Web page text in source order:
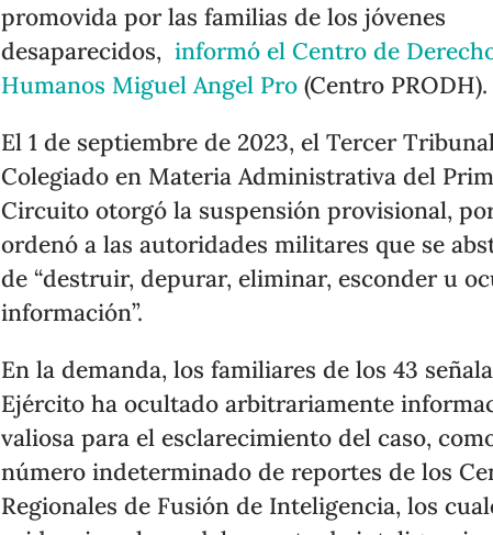
promovida por las familias de los jóvenes
desaparecidos,informó el Centro de
Humanos Miguel Angel Pro (Centro PRODH).
El 1 de septiembre de 2023, el Tercer
Colegiado en Materia Administrativa del
Circuito otorgó la suspensión provisional,
ordenó a las autoridades militares que se
de “destruir, depurar, eliminar, esconder u
información”.
En la demanda, los familiares de los 43
Ejército ha ocultado arbitrariamente
valiosa para el esclarecimiento del caso,
número indeterminado de reportes de los
Regionales de Fusión de Inteligencia, los